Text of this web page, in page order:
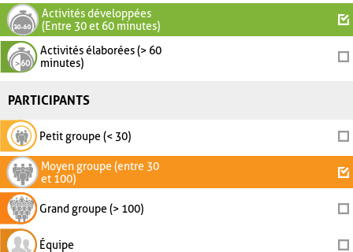
Activités développées
(Entre 30 et 60 minutes)
Activités élaborées (> 60
minutes)
PARTICIPANTS
Petit groupe (< 30)
Moyen groupe (entre 30
et 100)
Grand groupe (> 100)
Équipe